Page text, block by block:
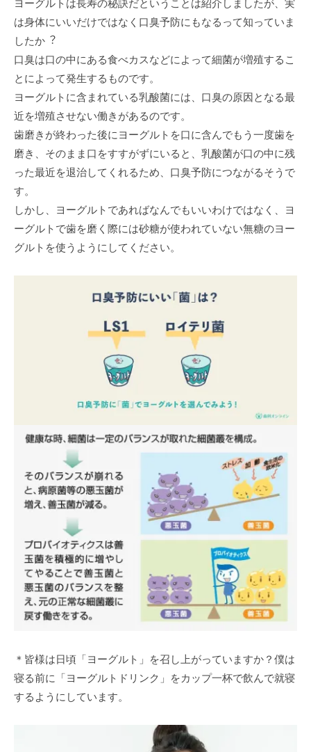
ヨーグルトは⻑寿の秘訣だということは紹介しましたが、実
は⾝体にいいだけではなく⼝臭予防にもなるって知っていま
したか︖
⼝臭は⼝の中にある⾷べカスなどによって細菌が増殖するこ
とによって発⽣するものです。
ヨーグルトに含まれている乳酸菌には、⼝臭の原因となる最
近を増殖させない働きがあるのです。
⻭磨きが終わった後にヨーグルトを⼝に含んでもう⼀度⻭を
磨き、そのまま⼝をすすがずにいると、乳酸菌が⼝の中に残
った最近を退治してくれるため、⼝臭予防につながるそうで
す。
しかし、ヨーグルトであればなんでもいいわけではなく、ヨ
ーグルトで⻭を磨く際には砂糖が使われていない無糖のヨー
グルトを使うようにしてください。
＊皆様は日頃「ヨーグルト」を召し上がっていますか？僕は
寝る前に「ヨーグルトドリンク」をカップ一杯で飲んで就寝
するようにしています。